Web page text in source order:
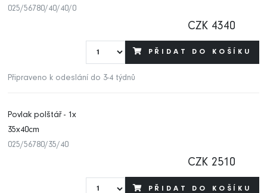
025/56780/40/40/0
CZK 4340
PŘIDAT DO KOŠÍKU
Připraveno k odeslání do 3-4 týdnů
Povlak polštář - 1x
35x40cm
025/56780/35/40
CZK 2510
PŘIDAT DO KOŠÍKU